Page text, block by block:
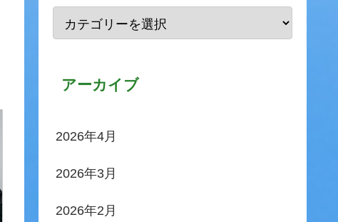
アーカイブ
2026年4月
2026年3月
2026年2月